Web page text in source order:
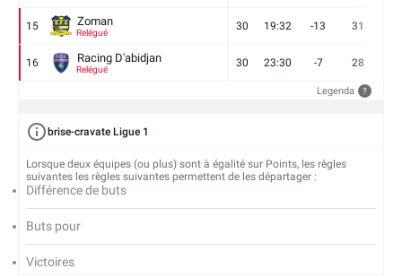
15 Zoman
Relégué
30 19:32 -13 31
16 Racing D'abidjan
Relégué
30 23:30 -7 28
Legenda ?
brise-cravate Ligue 1
Lorsque deux équipes (ou plus) sont à égalité sur Points, les règles
suivantes les règles suivantes permettent de les départager :
Différence de buts
Buts pour
Victoires